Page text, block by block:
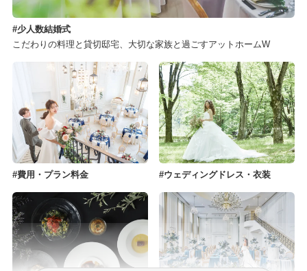
少人数結婚式
こだわりの料理と貸切邸宅、大切な家族と過ごすアットホームW
費用・プラン料金 ウェディングドレス・衣装